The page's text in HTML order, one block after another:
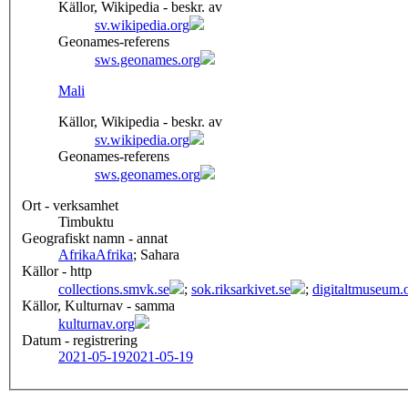
Källor, Wikipedia - beskr. av
sv.wikipedia.org
Geonames-referens
sws.geonames.org
Mali
Källor, Wikipedia - beskr. av
sv.wikipedia.org
Geonames-referens
sws.geonames.org
Ort - verksamhet
Timbuktu
Geografiskt namn - annat
AfrikaAfrika; Sahara
Källor - http
collections.smvk.se
; sok.riksarkivet.se ;
Källor, Kulturnav - samma
kulturnav.org
Datum - registrering
2021-05-192021-05-19